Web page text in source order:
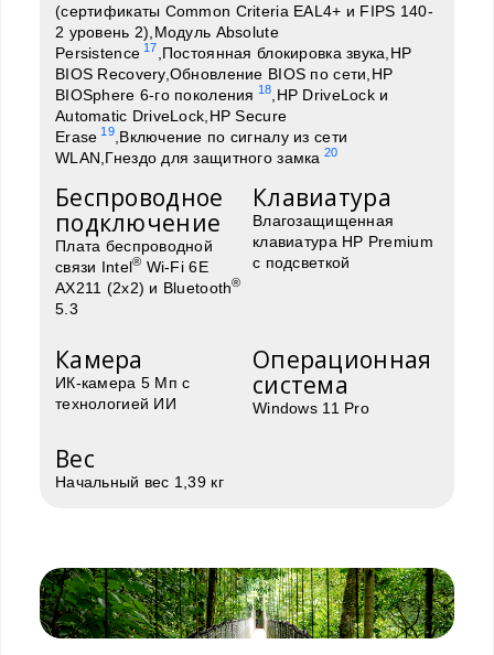
(сертификаты Common Criteria EAL4+ и FIPS 140-
2 уровень 2),Модуль Absolute
Persistence 17 ,Постоянная блокировка звука,HP
BIOS Recovery,Обновление BIOS по сети,HP
BIOSphere 6-го поколения 18 ,HP DriveLock и
Automatic DriveLock,HP Secure
Erase 19,Включение по сигналу из сети
WLAN,Гнездо для защитного замка 20
Беспроводное
подключение
Плата беспроводной
связи Intel® Wi-Fi 6E
AX211 (2x2) и Bluetooth®
5.3
Клавиатура
Влагозащищенная
клавиатура HP Premium
с подсветкой
Камера
ИК-камера 5 Мп с
технологией ИИ
Операционная
система
Windows 11 Pro
Вес
Начальный вес 1,39 кг